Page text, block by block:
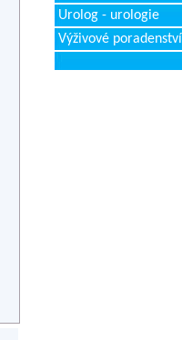
Urolog - urologie
Výživové poradenství